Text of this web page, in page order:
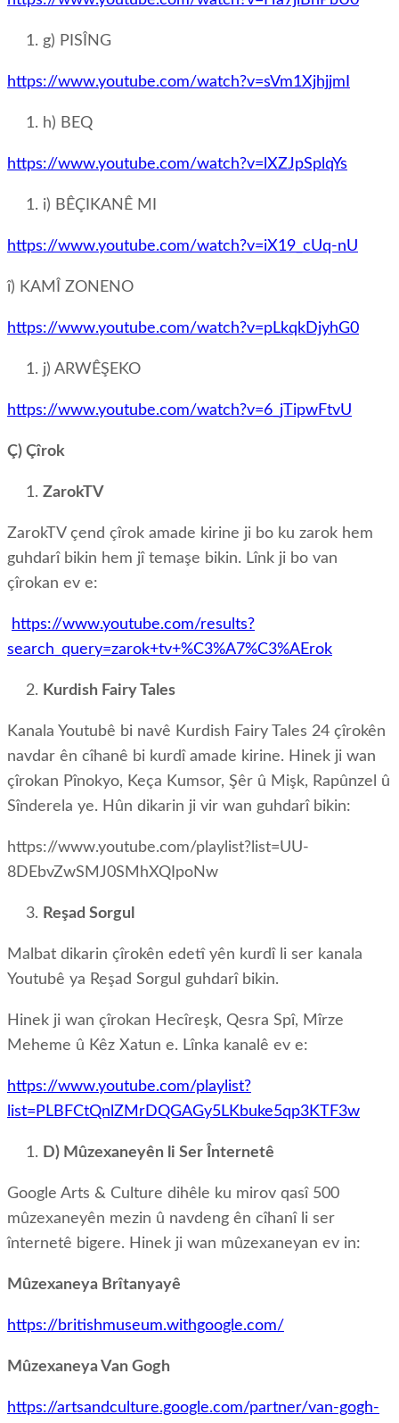
g) PISÎNG
https://www.youtube.com/watch?v=sVm1XjhjjmI
h) BEQ
https://www.youtube.com/watch?v=lXZJpSplqYs
i) BÊÇIKANÊ MI
https://www.youtube.com/watch?v=iX19_cUq-nU
î) KAMÎ ZONENO
https://www.youtube.com/watch?v=pLkqkDjyhG0
j) ARWÊŞEKO
https://www.youtube.com/watch?v=6_jTipwFtvU
Ç) Çîrok
ZarokTV
ZarokTV çend çîrok amade kirine ji bo ku zarok hem
guhdarî bikin hem jî temaşe bikin. Lînk ji bo van
çîrokan ev e:
https://www.youtube.com/results?
search_query=zarok+tv+%C3%A7%C3%AErok
Kurdish Fairy Tales
Kanala Youtubê bi navê Kurdish Fairy Tales 24 çîrokên
navdar ên cîhanê bi kurdî amade kirine. Hinek ji wan
çîrokan Pînokyo, Keça Kumsor, Şêr û Mişk, Rapûnzel û
Sînderela ye. Hûn dikarin ji vir wan guhdarî bikin:
https://www.youtube.com/playlist?list=UU-
8DEbvZwSMJ0SMhXQIpoNw
Reşad Sorgul
Malbat dikarin çîrokên edetî yên kurdî li ser kanala
Youtubê ya Reşad Sorgul guhdarî bikin.
Hinek ji wan çîrokan Hecîreşk, Qesra Spî, Mîrze
Meheme û Kêz Xatun e. Lînka kanalê ev e:
https://www.youtube.com/playlist?
list=PLBFCtQnlZMrDQGAGy5LKbuke5qp3KTF3w
D) Mûzexaneyên li Ser Înternetê
Google Arts & Culture dihêle ku mirov qasî 500
mûzexaneyên mezin û navdeng ên cîhanî li ser
înternetê bigere. Hinek ji wan mûzexaneyan ev in:
Mûzexaneya Brîtanyayê
https://britishmuseum.withgoogle.com/
Mûzexaneya Van Gogh
https://artsandculture.google.com/partner/van-gogh-